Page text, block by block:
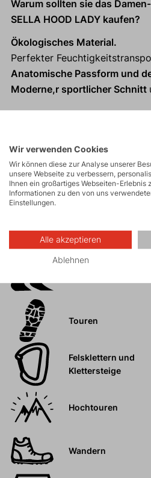
Warum sollten sie das
SELLA HOOD LADY kaufen?
Ökologisches Material.
Perfekter
Anatomische Passform und
Moderne,r sportlicher Schnitt
Aktivitäten
Bergexpeditionen
Eisklettern
Touren
Felsklettern und
Klettersteige
Hochtouren
Wandern
Wir verwenden Cookies
Wir können diese zur Analyse unserer
unsere Webseite zu verbessern,
Ihnen ein großartiges Webseiten-Erlebnis
Informationen zu den von uns
Einstellungen.
Alle akzeptieren
Ablehnen